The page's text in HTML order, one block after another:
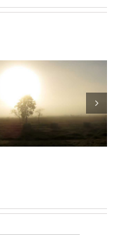
Proin Sodales Quam Nec
Sollicit